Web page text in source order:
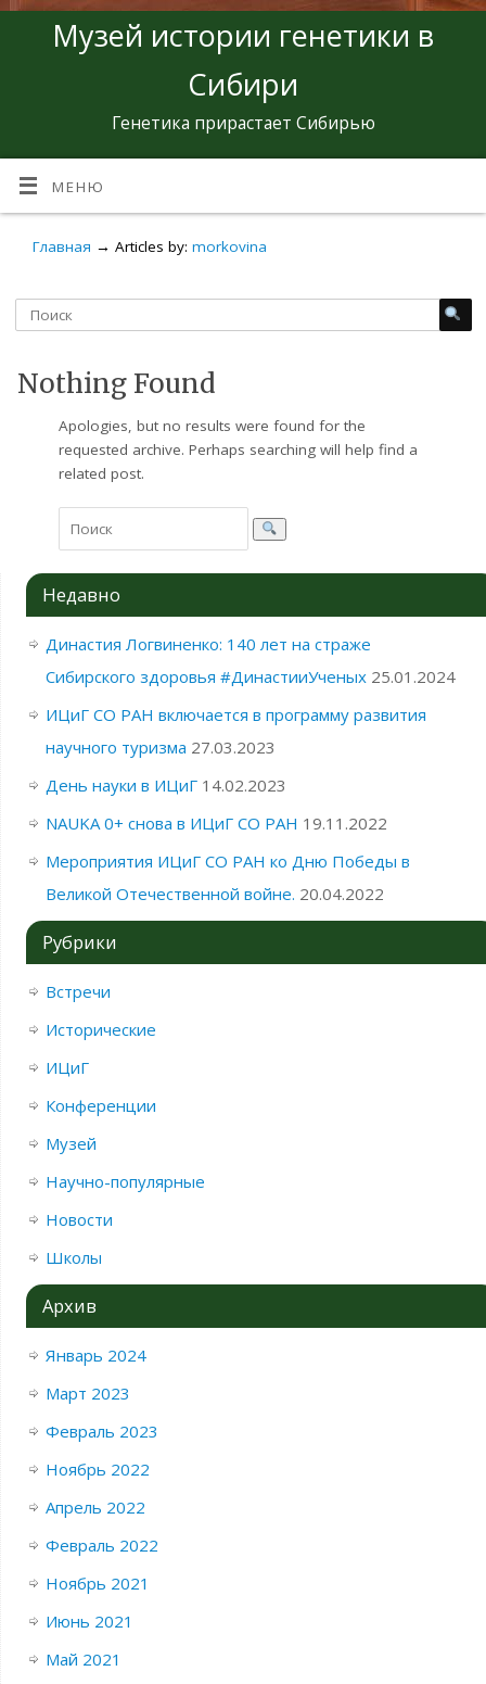
Музей истории генетики в
Сибири
Генетика прирастает Сибирью
МЕНЮ
Главная → Articles by: morkovina
Nothing Found
Apologies, but no results were found for the
requested archive. Perhaps searching will help find a
related post.
Недавно
Династия Логвиненко: 140 лет на страже
Сибирского здоровья #ДинастииУченых 25.01.2024
ИЦиГ СО РАН включается в программу развития
научного туризма 27.03.2023
День науки в ИЦиГ 14.02.2023
NAUKA 0+ снова в ИЦиГ СО РАН 19.11.2022
Мероприятия ИЦиГ СО РАН ко Дню Победы в
Великой Отечественной войне. 20.04.2022
Рубрики
Встречи
Исторические
ИЦиГ
Конференции
Музей
Научно-популярные
Новости
Школы
Архив
Январь 2024
Март 2023
Февраль 2023
Ноябрь 2022
Апрель 2022
Февраль 2022
Ноябрь 2021
Июнь 2021
Май 2021